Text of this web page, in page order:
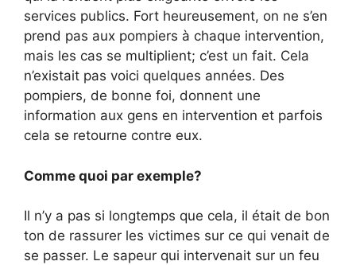
services publics. Fort heureusement, on ne s’en
prend pas aux pompiers à chaque intervention,
mais les cas se multiplient; c’est un fait. Cela
n’existait pas voici quelques années. Des
pompiers, de bonne foi, donnent une
information aux gens en intervention et parfois
cela se retourne contre eux.
Comme quoi par exemple?
Il n’y a pas si longtemps que cela, il était de bon
ton de rassurer les victimes sur ce qui venait de
se passer. Le sapeur qui intervenait sur un feu